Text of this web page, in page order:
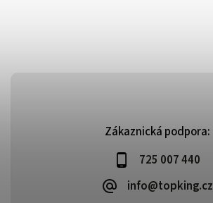
Zákaznická podpora:
725 007 440
info@topking.cz